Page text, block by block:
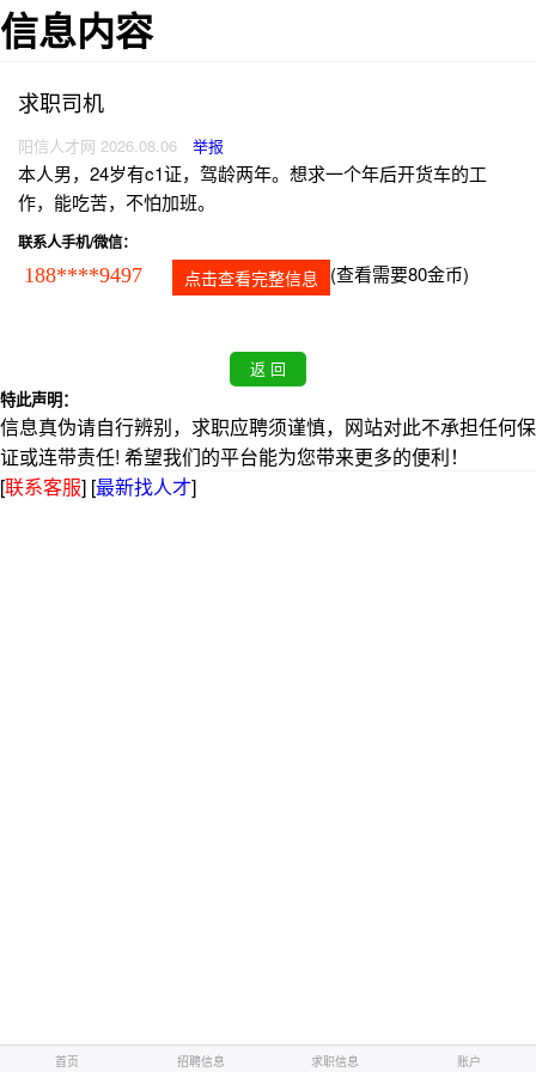
信息内容
求职司机
阳信人才网 2026.08.06 举报
本人男，24岁有c1证，驾龄两年。想求一个年后开货车的工
作，能吃苦，不怕加班。
联系人手机/微信：
188****9497 点击查看完整信息 (查看需要80金币)
特此声明：
信息真伪请自行辨别，求职应聘须谨慎，网站对此不承担任何保
证或连带责任! 希望我们的平台能为您带来更多的便利！
[联系客服] [最新找人才]
首页 招聘信息 求职信息 账户